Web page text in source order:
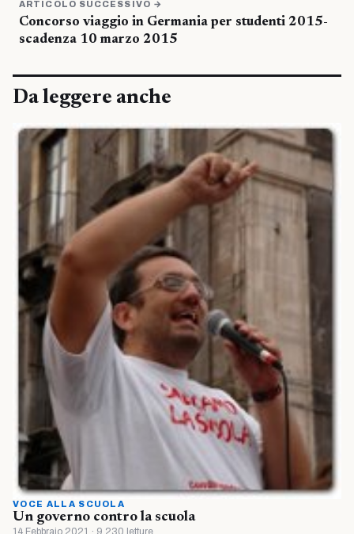
ARTICOLO SUCCESSIVO →
Concorso viaggio in Germania per studenti 2015-
scadenza 10 marzo 2015
Da leggere anche
VOCE ALLA SCUOLA
Un governo contro la scuola